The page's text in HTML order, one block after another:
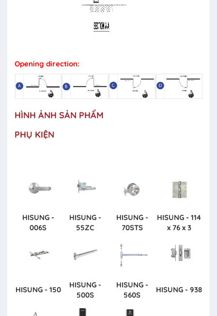
Opening direction:
HÌNH ẢNH SẢN PHẨM
PHỤ KIỆN
HISUNG -
006S
HISUNG -
55ZC
HISUNG -
70STS
HISUNG - 114
x 76 x 3
HISUNG - 150
HISUNG -
500S
HISUNG -
560S
HISUNG - 938